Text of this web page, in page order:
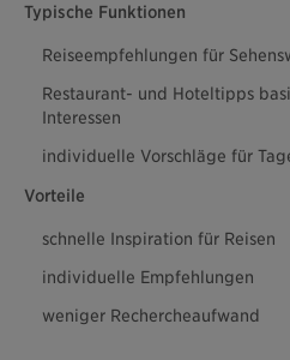
Typische Funktionen
Reiseempfehlungen für
Restaurant- und Hoteltipps
Interessen
individuelle Vorschläge für
Vorteile
schnelle Inspiration für Reisen
individuelle Empfehlungen
weniger Rechercheaufwand